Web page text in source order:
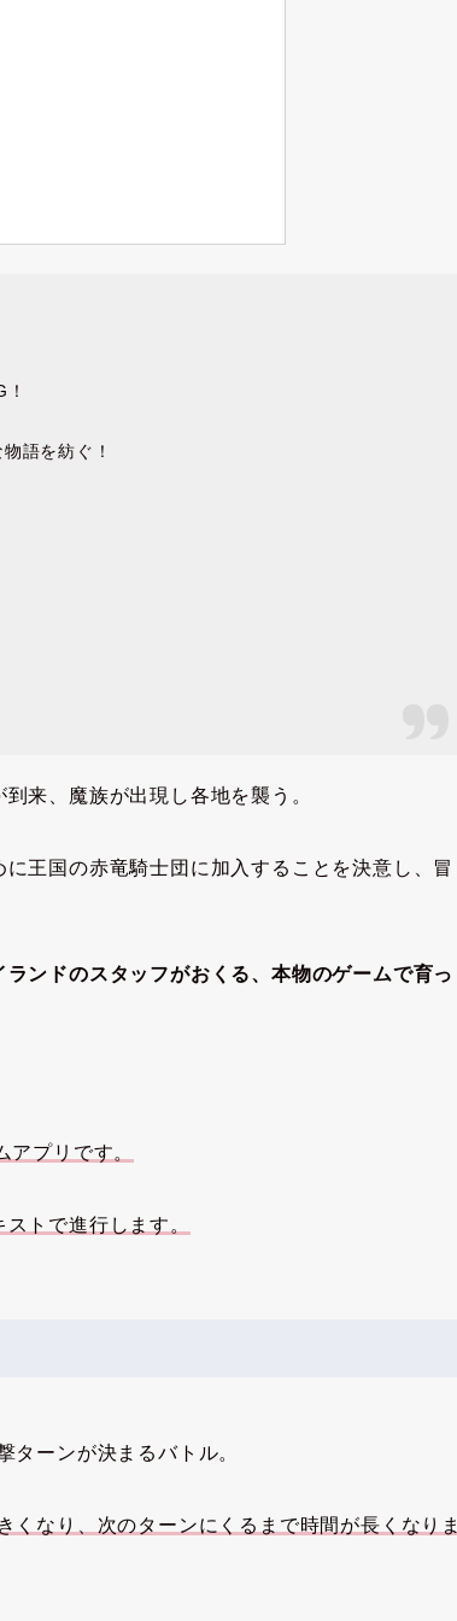
語を紡ぐ！
来、魔族が出現し各地を襲う。
王国の赤竜騎士団に加入することを決意し、冒
ンドのスタッフがおくる、本物のゲームで育っ
プリです。
トで進行します。
ターンが決まるバトル。
なり、次のターンにくるまで時間が長くなりま